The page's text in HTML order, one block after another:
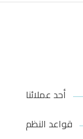
أحد عملائنا
قواعد النظم